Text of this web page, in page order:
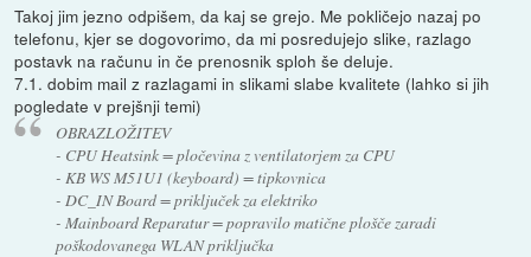
Takoj jim jezno odpišem, da kaj se grejo. Me pokličejo nazaj po
telefonu, kjer se dogovorimo, da mi posredujejo slike, razlago
postavk na računu in če prenosnik sploh še deluje.
7.1. dobim mail z razlagami in slikami slabe kvalitete (lahko si jih
pogledate v prejšnji temi)
OBRAZLOŽITEV
- CPU Heatsink = pločevina z ventilatorjem za CPU
- KB WS M51U1 (keyboard) = tipkovnica
- DC_IN Board = priključek za elektriko
- Mainboard Reparatur = popravilo matične plošče zaradi
poškodovanega WLAN priključka